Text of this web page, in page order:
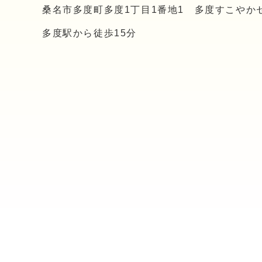
桑名市多度町多度1丁目1番地1 多度すこやか
多度駅から徒歩15分